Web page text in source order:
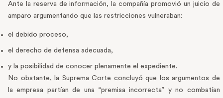
Ante la reserva de información, la compañía promovió un juicio de
amparo argumentando que las restricciones vulneraban:
el debido proceso,
el derecho de defensa adecuada,
y la posibilidad de conocer plenamente el expediente.
No obstante, la Suprema Corte concluyó que los argumentos de
la empresa partían de una “premisa incorrecta” y no combatían